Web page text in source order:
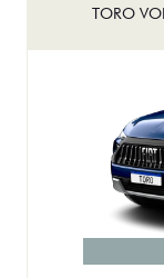
TORO